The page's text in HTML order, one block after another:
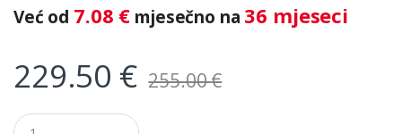
Već od 7.08 € mjesečno na 36 mjeseci
229.50 € 255.00€
Q